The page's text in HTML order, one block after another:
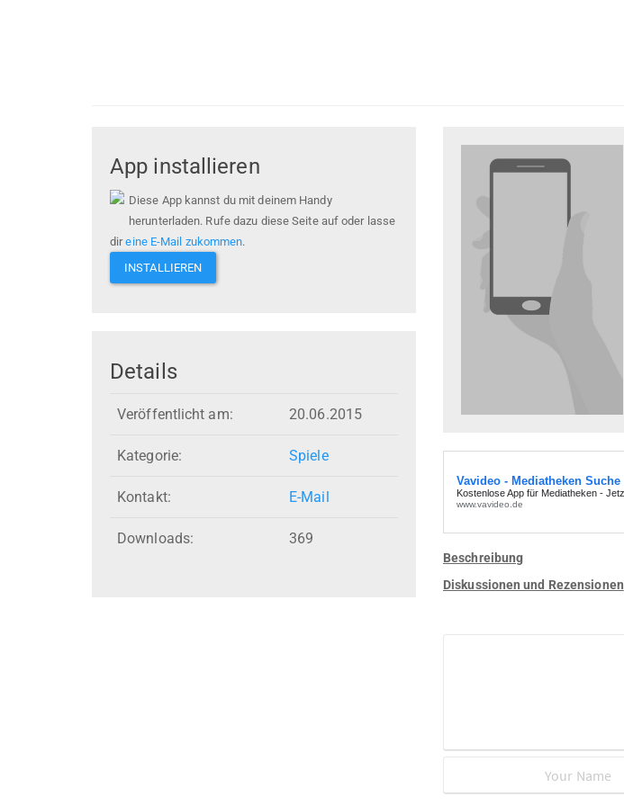
App installieren
Diese App kannst du mit deinem Handy
herunterladen. Rufe dazu diese Seite auf oder lasse
direine E-Mail zukommen.
INSTALLIEREN
Details
Veröffentlicht am: 20.06.2015
Kategorie: Spiele
Kontakt: E-Mail
Downloads: 369
Beschreibung
Diskussionen und Rezensionen